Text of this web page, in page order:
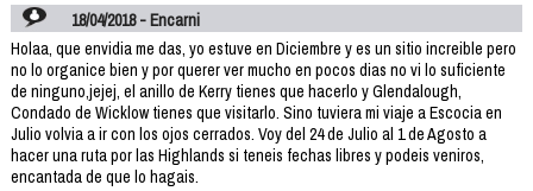
18/04/2018 - Encarni
Holaa, que envidia me das, yo estuve en Diciembre y es un sitio increible pero
no lo organice bien y por querer ver mucho en pocos dias no vi lo suficiente
de ninguno,jejej, el anillo de Kerry tienes que hacerlo y Glendalough,
Condado de Wicklow tienes que visitarlo. Sino tuviera mi viaje a Escocia en
Julio volvia a ir con los ojos cerrados. Voy del 24 de Julio al 1 de Agosto a
hacer una ruta por las Highlands si teneis fechas libres y podeis veniros,
encantada de que lo hagais.